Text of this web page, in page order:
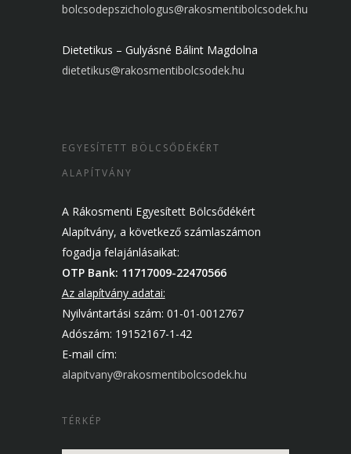
bolcsodepszichologus@rakosmentibolcsodek.hu
Dietetikus – Gulyásné Bálint Magdolna
dietetikus@rakosmentibolcsodek.hu
EGYESÍTETT BÖLCSŐDÉKÉRT
ALAPÍTVÁNY
A Rákosmenti Egyesített Bölcsődékért
Alapítvány, a következő számlaszámon
fogadja felajánlásaikat:
OTP Bank: 11717009-22470566
Az alapítvány adatai:
Nyilvántartási szám: 01-01-0012767
Adószám: 19152167-1-42
E-mail cím:
alapitvany@rakosmentibolcsodek.hu
TÉRKÉP